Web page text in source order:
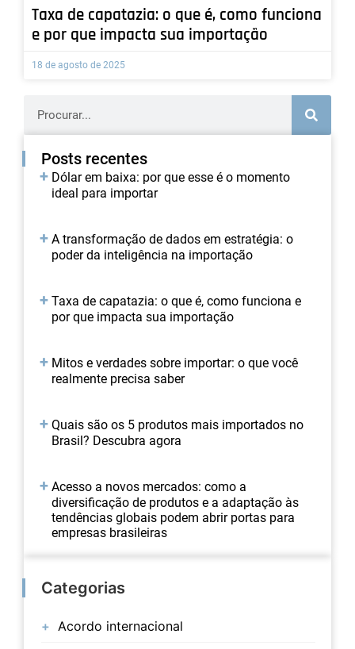
Taxa de capatazia: o que é, como funciona
e por que impacta sua importação
18 de agosto de 2025
Posts recentes
Dólar em baixa: por que esse é o momento
ideal para importar
A transformação de dados em estratégia: o
poder da inteligência na importação
Taxa de capatazia: o que é, como funciona e
por que impacta sua importação
Mitos e verdades sobre importar: o que você
realmente precisa saber
Quais são os 5 produtos mais importados no
Brasil? Descubra agora
Acesso a novos mercados: como a
diversificação de produtos e a adaptação às
tendências globais podem abrir portas para
empresas brasileiras
Categorias
Acordo internacional